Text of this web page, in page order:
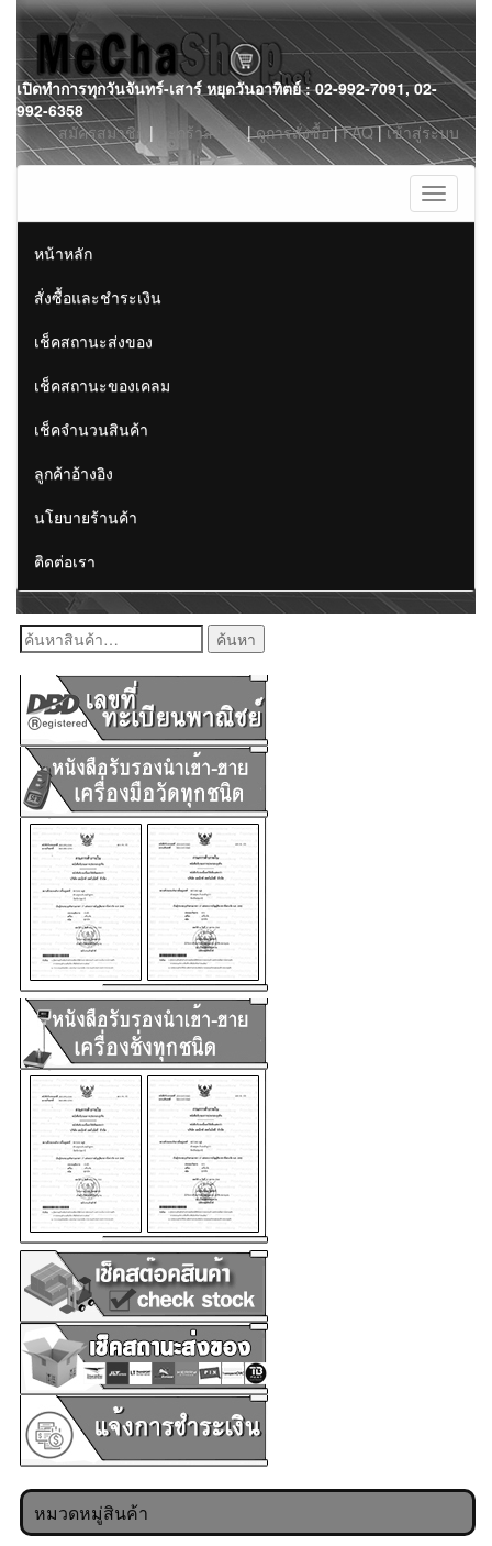
Skip
to
content
เปิดทำการทุกวันจันทร์-เสาร์ หยุดวันอาทิตย์ : 02-992-7091, 02-
992-6358
สมัครสมาชิก | ตะกร้าสินค้า|ดูการสั่งซื้อ|FAQ|เข้าสู่ระบบ
Toggle
หน้าหลัก
สั่งซื้อและชำระเงิน
เช็คสถานะส่งของ
เช็คสถานะของเคลม
เช็คจำนวนสินค้า
ลูกค้าอ้างอิง
นโยบายร้านค้า
ติดต่อเรา
ค้นหา:
หมวดหมู่สินค้า